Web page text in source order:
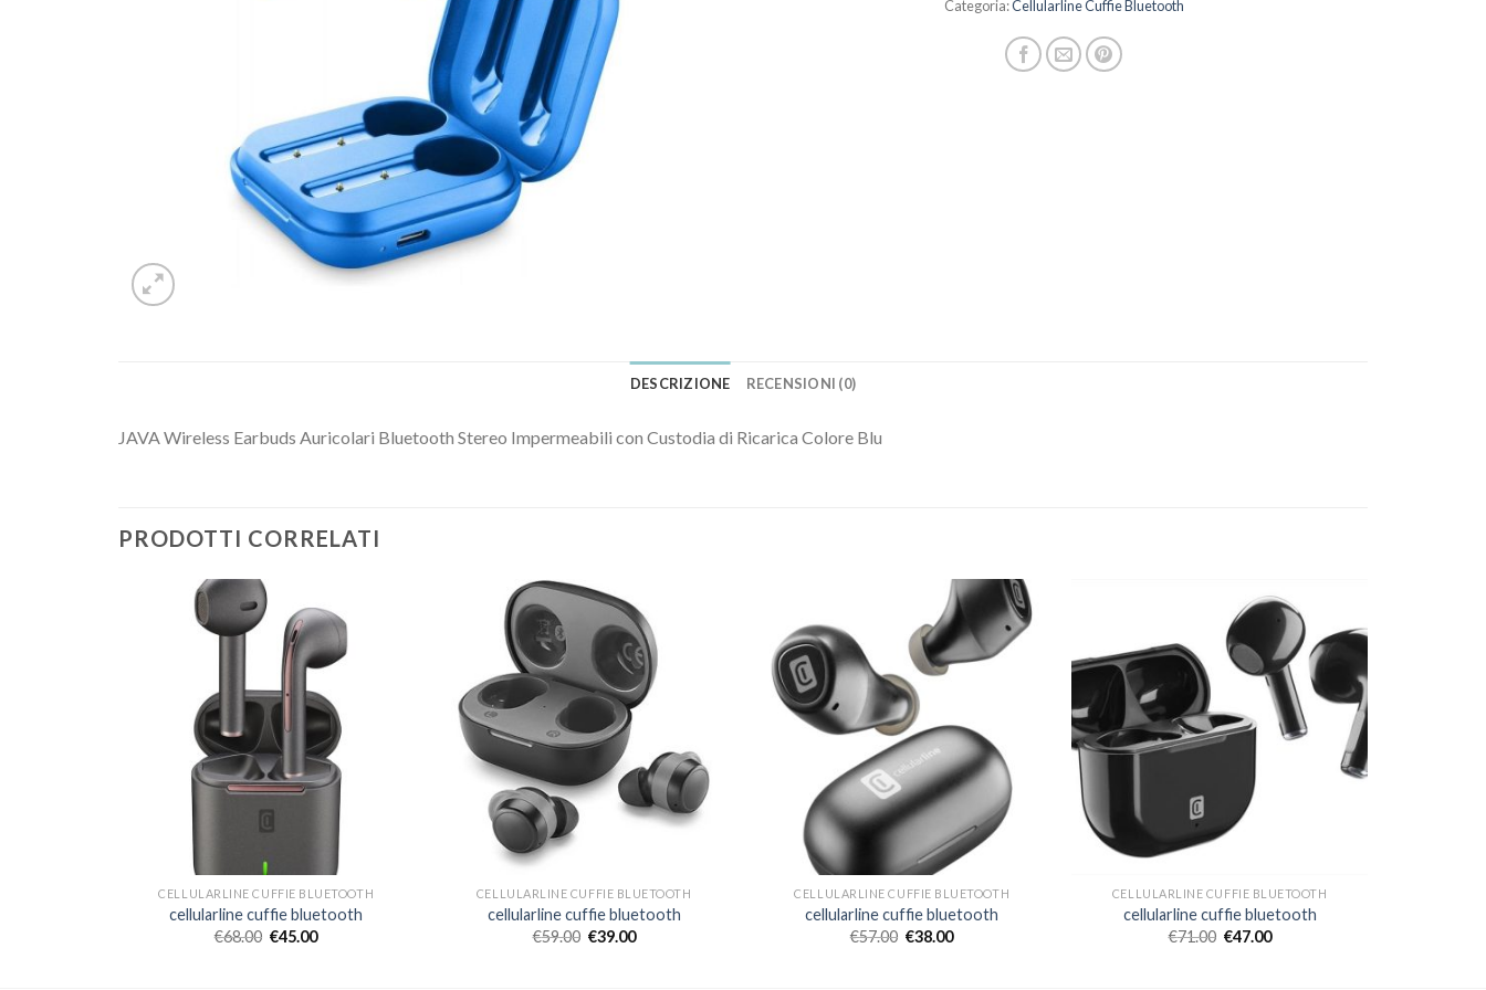
Categoria:Cellularline Cuffie Bluetooth
DESCRIZIONE RECENSIONI (0)
JAVA Wireless Earbuds Auricolari Bluetooth Stereo Impermeabili con Custodia di Ricarica Colore Blu
PRODOTTI CORRELATI
CELLULARLINE CUFFIE BLUETOOTH
cellularline cuffie bluetooth
€68.00 €45.00
CELLULARLINE CUFFIE BLUETOOTH
cellularline cuffie bluetooth
€59.00 €39.00
CELLULARLINE CUFFIE BLUETOOTH
cellularline cuffie bluetooth
€57.00 €38.00
CELLULARLINE CUFFIE BLUETOOTH
cellularline cuffie bluetooth
€71.00 €47.00